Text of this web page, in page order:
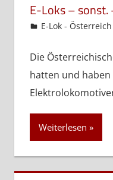
E-Loks – sonst.
admin
E-Lok - Österreich
Die
hatten und haben
Weiterlesen